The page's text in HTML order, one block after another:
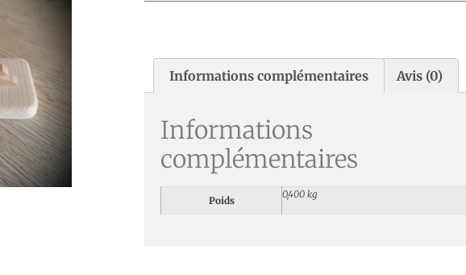
Informations complémentaires Avis (0)
Informations
complémentaires
Poids
0,400 kg